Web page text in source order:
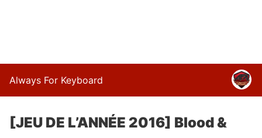
Always For Keyboard
[JEU DE L’ANNÉE 2016] Blood &